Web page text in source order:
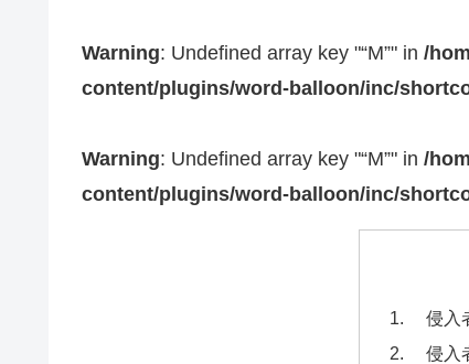
Warning: Undefined array key "“M”" in /
content/plugins/word-balloon/inc/
Warning: Undefined array key "“M”" in /
content/plugins/word-balloon/inc/
侵入
侵入